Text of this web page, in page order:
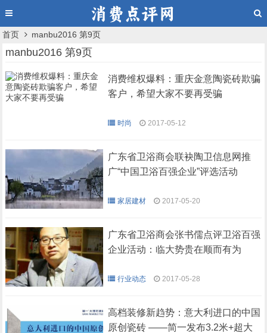
首页 manbu2016 第9页
manbu2016 第9页
消费维权爆料：重庆金意陶瓷砖欺骗
客户，希望大家不要再受骗
时尚 2017-05-12
广东省卫浴商会联袂陶卫信息网推
广“中国卫浴百强企业”评选活动
家居建材 2017-05-20
广东省卫浴商会张书儒点评卫浴百强
企业活动：临大势贵在顺而有为
行业动态 2017-05-28
高档装修新趋势：意大利进口的中国
原创瓷砖 ——简一发布3.2米+超大